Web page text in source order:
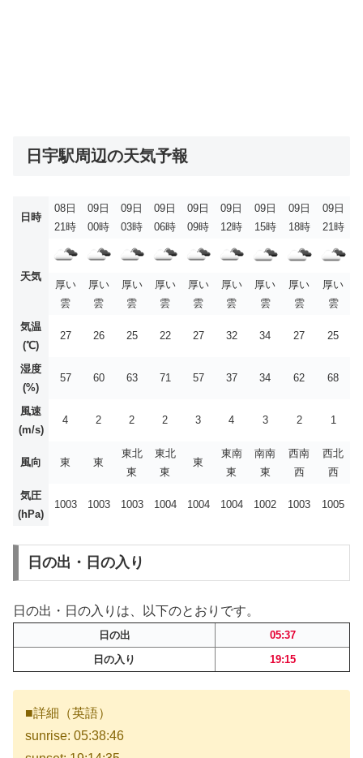
日宇駅周辺の天気予報
日時
08日
21時
09日
00時
09日
03時
09日
06時
09日
09時
09日
12時
09日
15時
09日
18時
09日
21時
天気
厚い
雲
厚い
雲
厚い
雲
厚い
雲
厚い
雲
厚い
雲
厚い
雲
厚い
雲
厚い
雲
気温
(℃)
27 26 25 22 27 32 34 27 25
湿度
(%)
57 60 63 71 57 37 34 62 68
風速
(m/s)
4 2 2 2 3 4 3 2 1
風向 東 東
東北
東
東北
東
東
東南
東
南南
東
西南
西
西北
西
気圧
(hPa)
1003 1003 1003 1004 1004 1004 1002 1003 1005
日の出・日の入り
日の出・日の入りは、以下のとおりです。
日の出
05:37
日の入り
19:15
■詳細（英語）
sunrise: 05:38:46